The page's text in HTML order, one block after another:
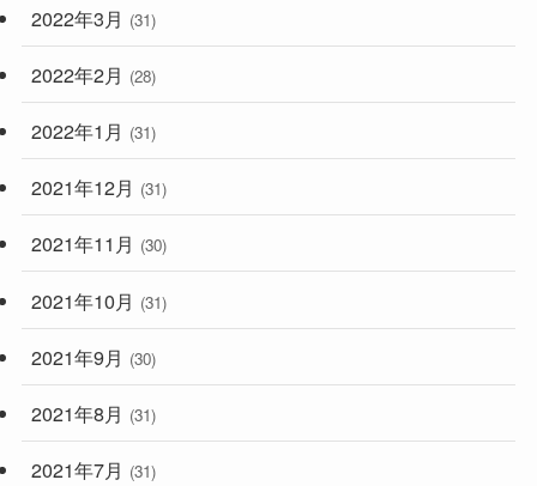
2022年3月 (31)
2022年2月 (28)
2022年1月 (31)
2021年12月 (31)
2021年11月 (30)
2021年10月 (31)
2021年9月 (30)
2021年8月 (31)
2021年7月 (31)